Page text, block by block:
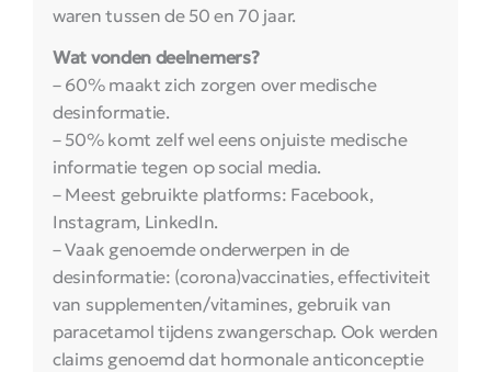
waren tussen de 50 en 70 jaar.
Wat vonden deelnemers?
– 60% maakt zich zorgen over medische
desinformatie.
– 50% komt zelf wel eens onjuiste medische
informatie tegen op social media.
– Meest gebruikte platforms: Facebook,
Instagram, LinkedIn.
– Vaak genoemde onderwerpen in de
desinformatie: (corona)vaccinaties, effectiviteit
van supplementen/vitamines, gebruik van
paracetamol tijdens zwangerschap. Ook werden
claims genoemd dat hormonale anticonceptie